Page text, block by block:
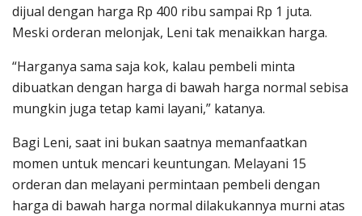
dijual dengan harga Rp 400 ribu sampai Rp 1 juta.
Meski orderan melonjak, Leni tak menaikkan harga.
“Harganya sama saja kok, kalau pembeli minta
dibuatkan dengan harga di bawah harga normal sebisa
mungkin juga tetap kami layani,” katanya.
Bagi Leni, saat ini bukan saatnya memanfaatkan
momen untuk mencari keuntungan. Melayani 15
orderan dan melayani permintaan pembeli dengan
harga di bawah harga normal dilakukannya murni atas